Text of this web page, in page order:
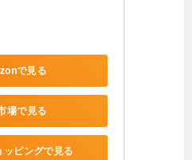
で見る
場で見る
ピングで見る